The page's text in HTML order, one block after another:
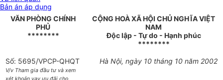
Bản án áp dụng
VĂN PHÒNG CHÍNH
PHỦ
********
CỘNG HOÀ XÃ HỘI CHỦ NGHĨA VIỆT
NAM
Độc lập - Tự do - Hạnh phúc
********
Số: 5695/VPCP-QHQT
V/v Tham gia đầu tư và xem
Hà Nội, ngày 10 tháng 10 năm 2002